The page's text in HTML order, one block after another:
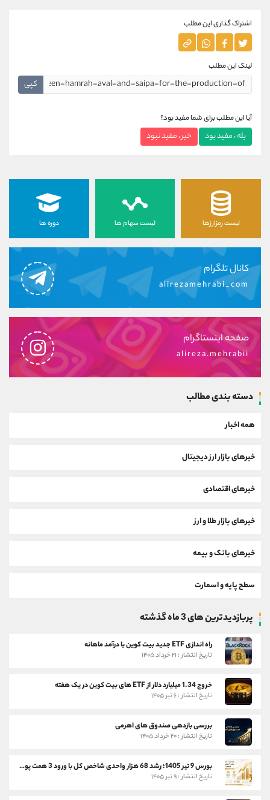
اشتراک گذاری این مطلب
لینک این مطلب
کپی
آیا این مطلب برای شما مفید بود؟
بله ، مفید بود خیر ، مفید نبود
لیست رمزارزها لیست سهام ها دوره ها
کانال تلگرام
alirezamehrabi_com
صفحه اینستاگرام
alireza.mehrabii
دسته بندی مطالب
همه اخبار
خبرهای بازار ارز دیجیتال
خبرهای اقتصادی
خبرهای بازار طلا و ارز
خبرهای بانک و بیمه
سطح پایه و اسمارت
پربازدیدترین های 3 ماه گذشته
راه اندازی ETF جدید بیت کوین با درآمد ماهانه
تاریخ انتشار : ۲۱ خرداد ۱۴۰۵
خروج 1.34 میلیارد دلار از ETF های بیت کوین در یک هفته
تاریخ انتشار : ۶ تیر ۱۴۰۵
بررسی بازدهی صندوق های اهرمی
تاریخ انتشار : ۲۰ خرداد ۱۴۰۵
بورس 9 تیر 1405؛ رشد 68 هزار واحدی شاخص کل با ورود 3 همت پول حقیقی
تاریخ انتشار : ۹ تیر ۱۴۰۵